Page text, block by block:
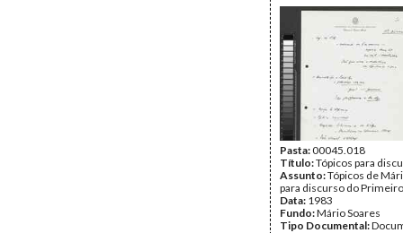
Pasta:00045.018
Título:Tópicos para
Assunto:Tópicos de
para discurso do
Data: 1983
Fundo:Mário Soares
Tipo Documental: